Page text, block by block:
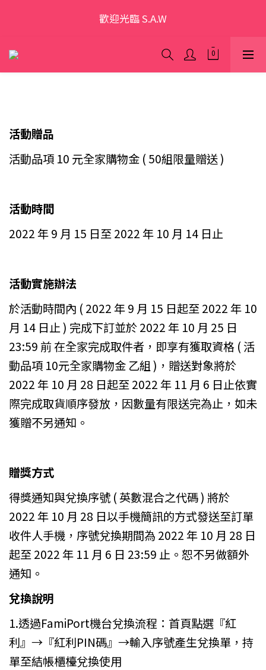
歡迎光臨 S.A.W
歡迎光臨 S.A.W
加入會員領優惠券(香港地區除外)
活動贈品
活動品項 10 元全家購物金 ( 50組限量贈送 )
活動時間
2022 年 9 月 15 日至 2022 年 10 月 14 日止
活動實施辦法
於活動時間內 ( 2022 年 9 月 15 日起至 2022 年 10
月 14 日止 ) 完成下訂並於 2022 年 10 月 25 日
23:59 前 在全家完成取件者，即享有獲取資格 ( 活
動品項 10元全家購物金 乙組 )，贈送對象將於
2022 年 10 月 28 日起至 2022 年 11 月 6 日止依實
際完成取貨順序發放，因數量有限送完為止，如未
獲贈不另通知。
贈獎方式
得獎通知與兌換序號 ( 英數混合之代碼 ) 將於
2022 年 10 月 28 日以手機簡訊的方式發送至訂單
收件人手機，序號兌換期間為 2022 年 10 月 28 日
起至 2022 年 11 月 6 日 23:59 止。恕不另做額外
通知。
兌換說明
1.透過FamiPort機台兌換流程：首頁點選『紅
利』→『紅利PIN碼』→輸入序號產生兌換單，持
單至結帳櫃檯兌換使用